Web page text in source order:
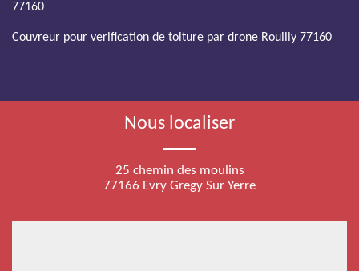
77160
Couvreur pour verification de toiture par drone Rouilly 77160
Nous localiser
25 chemin des moulins
77166 Evry Gregy Sur Yerre